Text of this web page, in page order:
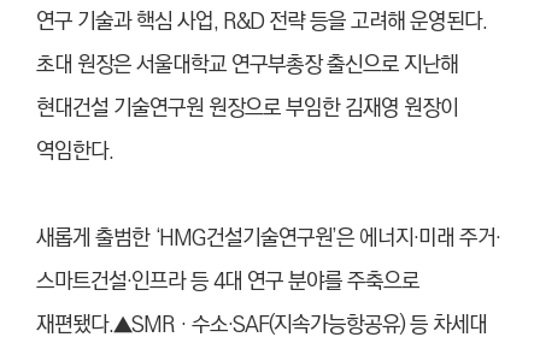
연구 기술과 핵심 사업, R&D 전략 등을 고려해 운영된다.
초대 원장은 서울대학교 연구부총장 출신으로 지난해
현대건설 기술연구원 원장으로 부임한 김재영 원장이
역임한다.
새롭게 출범한 ‘HMG건설기술연구원’은 에너지·미래 주거·
스마트건설·인프라 등 4대 연구 분야를 주축으로
재편됐다.▲SMR‧수소·SAF(지속가능항공유) 등 차세대